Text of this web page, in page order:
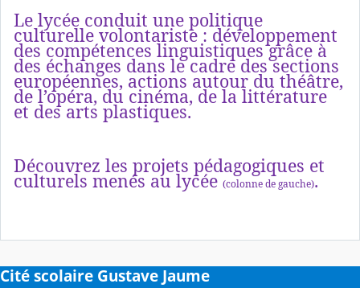
Le lycée conduit une politique
culturelle volontariste : développement
des compétences linguistiques grâce à
des échanges dans le cadre des sections
européennes, actions autour du théâtre,
de l’opéra, du cinéma, de la littérature
et des arts plastiques.
Découvrez les projets pédagogiques et
culturels menés au lycée (colonne de gauche).
Cité scolaire Gustave Jaume